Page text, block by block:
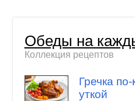
Обеды на
Коллекция рецептов
Гречка по-
уткой